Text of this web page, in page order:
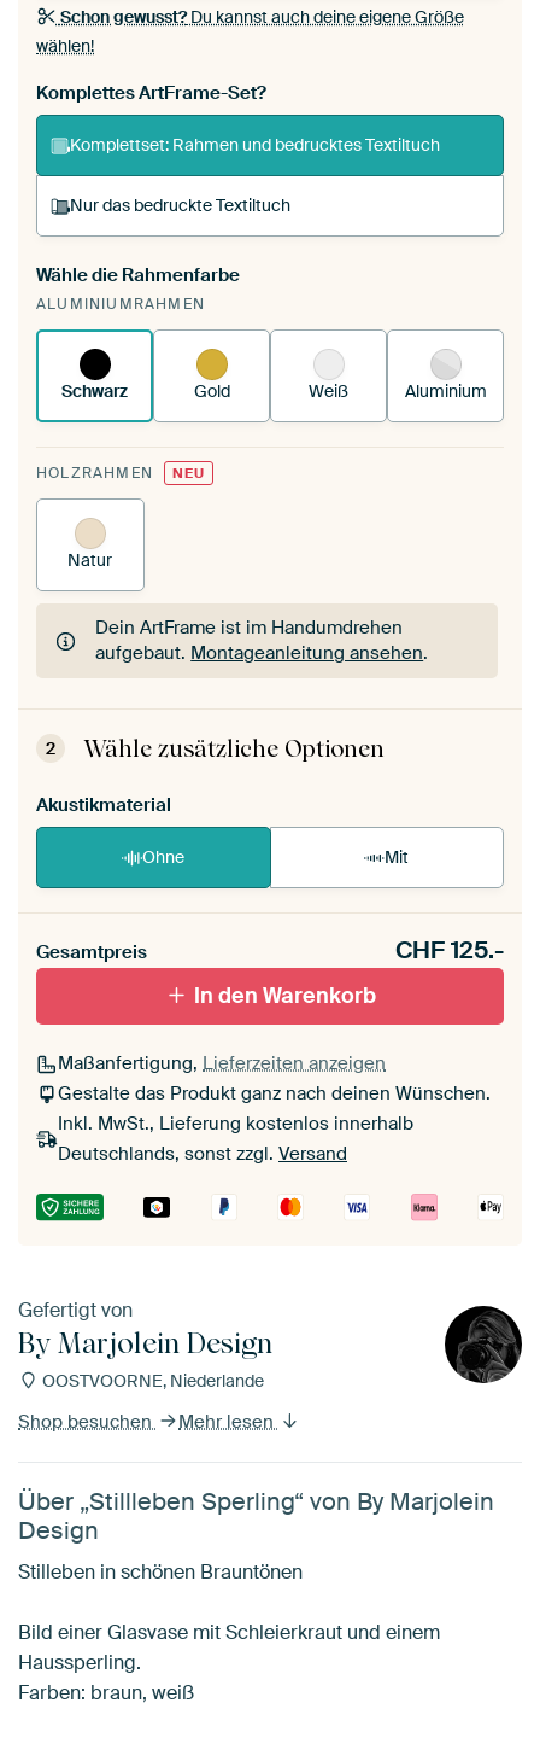
Schon gewusst?Du kannst auch deine eigene Größe
wählen!
Komplettes ArtFrame-Set?
Komplettset: Rahmen und bedrucktes Textiltuch
Nur das bedruckte Textiltuch
Du spannst einen wechselbaren Textiltuch in
deinen vorhandenen ArtFrame™.
funktioniert es.
Wähle die Rahmenfarbe
ALUMINIUMRAHMEN
Schwarz Gold Weiß Aluminium
HOLZRAHMEN NEU
Natur
Dein ArtFrame ist im Handumdrehen
aufgebaut. Montageanleitung ansehen.
Dein ArtFrame ist im Handumdrehen
aufgebaut.Montageanleitung ansehen
2 Wähle zusätzliche Optionen
Akustikmaterial
Ohne Mit
Gesamtpreis CHF125.-
In den Warenkorb
Maßanfertigung, Lieferzeiten anzeigen
Gestalte das Produkt ganz nach deinen Wünschen.
Inkl. MwSt., Lieferung kostenlos innerhalb
Deutschlands, sonst zzgl. Versand
Gefertigt von
By Marjolein Design
OOSTVOORNE, Niederlande
Shop besuchen Mehr lesen
Über „Stillleben Sperling“ von By Marjolein
Design
Stilleben in schönen Brauntönen
Bild einer Glasvase mit Schleierkraut und einem
Haussperling.
Farben: braun, weiß